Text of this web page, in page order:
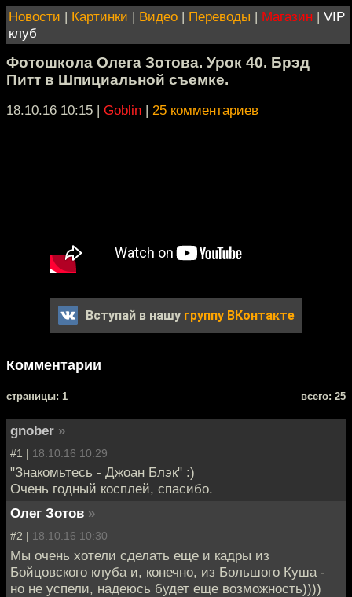
Новости | Картинки | Видео | Переводы | Магазин | VIP
клуб
Фотошкола Олега Зотова. Урок 40. Брэд
Питт в Шпициальной съемке.
18.10.16 10:15 | Goblin | 25 комментариев
Вступай в нашу группу ВКонтакте
Комментарии
cтраницы: 1 всего: 25
gnober »
#1 | 18.10.16 10:29
"Знакомьтесь - Джоан Блэк" :)
Очень годный косплей, спасибо.
Олег Зотов »
#2 | 18.10.16 10:30
Мы очень хотели сделать еще и кадры из
Бойцовского клуба и, конечно, из Большого Куша -
но не успели, надеюсь будет еще возможность))))